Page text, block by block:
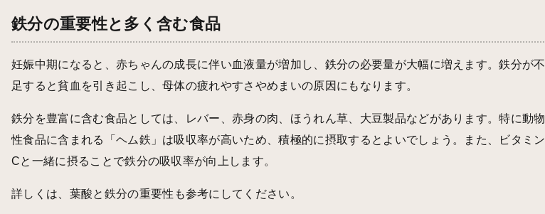
鉄分の重要性と多く含む食品
妊娠中期になると、赤ちゃんの成長に伴い血液量が増加し、鉄分の必要量が大幅に増えます。鉄分が不
足すると貧血を引き起こし、母体の疲れやすさやめまいの原因にもなります。
鉄分を豊富に含む食品としては、レバー、赤身の肉、ほうれん草、大豆製品などがあります。特に動物
性食品に含まれる「ヘム鉄」は吸収率が高いため、積極的に摂取するとよいでしょう。また、ビタミン
Cと一緒に摂ることで鉄分の吸収率が向上します。
詳しくは、 葉酸と鉄分の重要性 も参考にしてください。